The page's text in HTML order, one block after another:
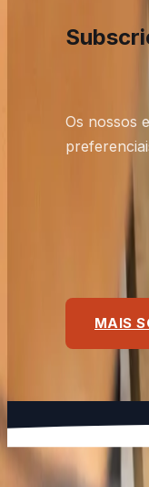
Os nossos
MAIS